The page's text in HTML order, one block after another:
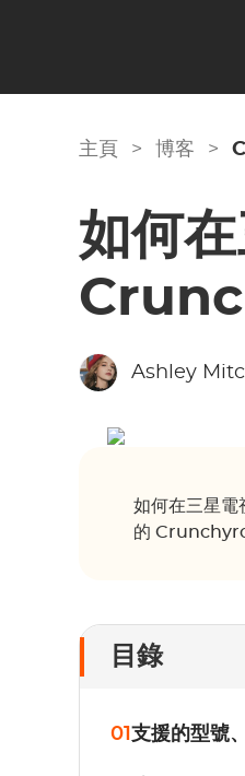
主頁 > 博客 >
如何
Ashley
如何在三星
的
目錄
01 支援的型號